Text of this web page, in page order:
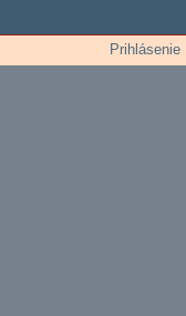
Prihlásenie